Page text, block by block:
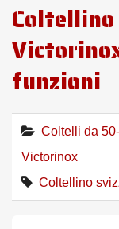
funzioni
Coltelli da
Victorinox
Coltellino